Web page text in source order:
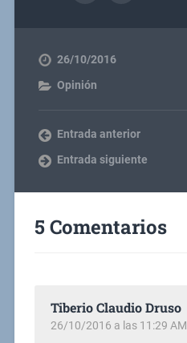
26/10/2016
Opinión
Entrada anterior
Entrada siguiente
5 Comentarios
Tiberio Claudio Druso
26/10/2016 a las 11:29 AM